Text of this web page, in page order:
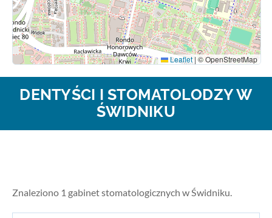
Leaflet | © OpenStreetMap
DENTYŚCI I STOMATOLODZY W
ŚWIDNIKU
Znaleziono 1 gabinet stomatologicznych w Świdniku.